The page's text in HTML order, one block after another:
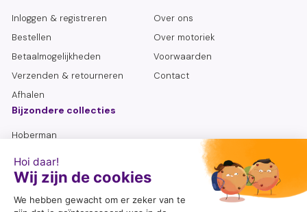
Inloggen & registreren
Bestellen
Betaalmogelijkheden
Verzenden & retourneren
Afhalen
Over ons
Over motoriek
Voorwaarden
Contact
Bijzondere collecties
Hoberman
Lemniscaat
Sensoriek flessen